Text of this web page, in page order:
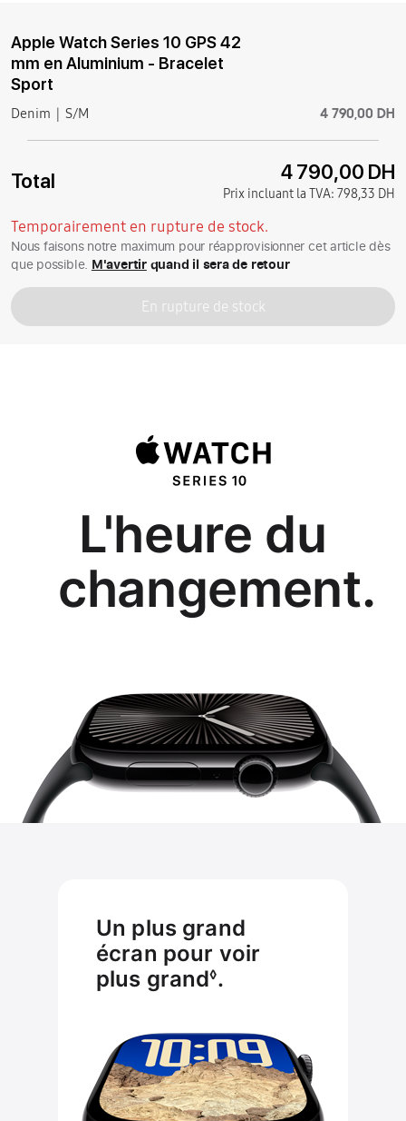
Apple Watch Series 10 GPS 42
mm en Aluminium - Bracelet
Sport
Denim S/M 4 790,00 DH
Total 4 790,00 DH
Prix incluant la TVA: 798,33 DH
Temporairement en rupture de stock.
Nous faisons notre maximum pour réapprovisionner cet article dès
que possible. M'avertirquand il sera de retour
En rupture de stock